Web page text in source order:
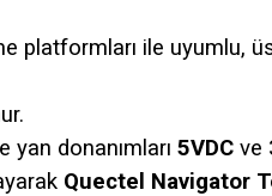
platformları ile uyumlu,
donanımları 5VDC ve
Quectel Navigator